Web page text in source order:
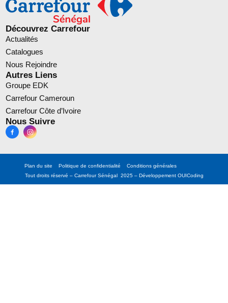
Découvrez Carrefour
Actualités
Catalogues
Nous Rejoindre
Autres Liens
Groupe EDK
Carrefour Cameroun
Carrefour Côte d’Ivoire
Nous Suivre
Plan du site Politique de confidentialité
Conditions générales
Tout droits réservé – Carrefour Sénégal 2025 – Développement OUICoding